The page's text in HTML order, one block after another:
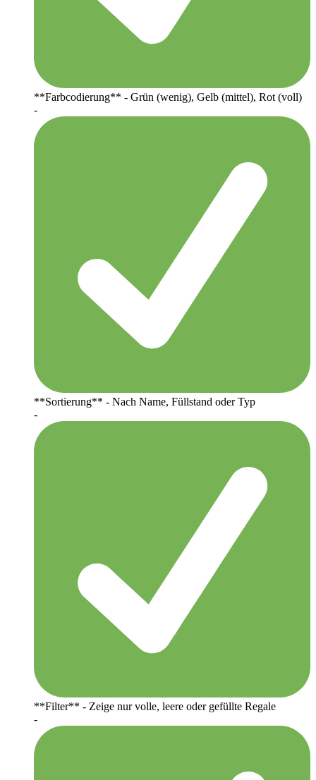
**Farbcodierung** - Grün (wenig), Gelb (mittel), Rot (voll)
-
**Sortierung** - Nach Name, Füllstand oder Typ
-
**Filter** - Zeige nur volle, leere oder gefüllte Regale
-